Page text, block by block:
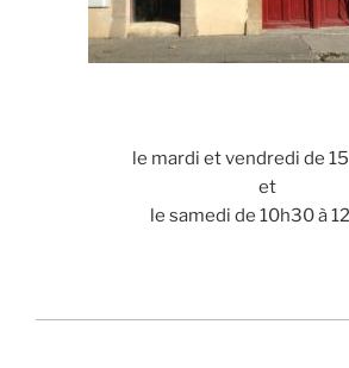
le mardi et vendredi de
et
le samedi de 10h30 à